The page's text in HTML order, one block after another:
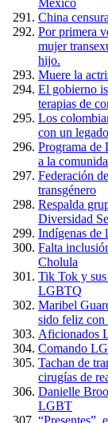
México
China
Por primera
mujer
hijo.
Muere la
El gobierno
terapias de
Los
con un
Programa de
a la
Federación
transgénero
Respalda
Diversidad
Indígenas de
Falta
Cholula
Tik Tok y sus
LGBTQ
Maribel
sido feliz
Aficionados
Comando
Tachan de
cirugías de
Danielle
LGBT
“Presentes”,